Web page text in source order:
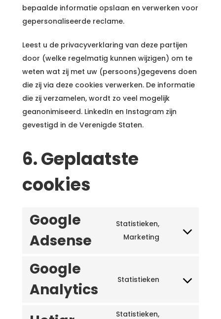
bepaalde informatie opslaan en verwerken voor
gepersonaliseerde reclame.
Leest u de privacyverklaring van deze partijen
door (welke regelmatig kunnen wijzigen) om te
weten wat zij met uw (persoons)gegevens doen
die zij via deze cookies verwerken. De informatie
die zij verzamelen, wordt zo veel mogelijk
geanonimiseerd. LinkedIn en Instagram zijn
gevestigd in de Verenigde Staten.
6. Geplaatste
cookies
Google
Adsense
Statistieken,
Marketing
Consent
google-
Google
Analytics
Statistieken
Consent
Statistieken,